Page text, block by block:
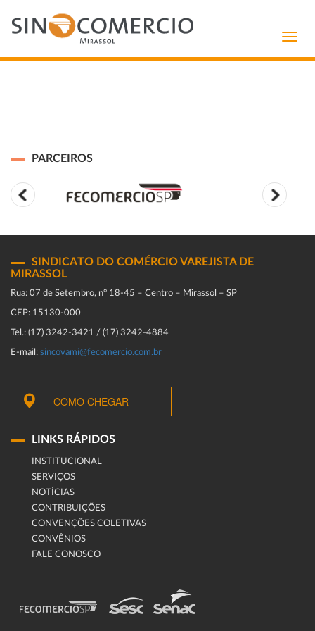
PARCEIROS
SINDICATO DO COMÉRCIO VAREJISTA DE
MIRASSOL
Rua: 07 de Setembro, n° 18-45 – Centro – Mirassol – SP
CEP: 15130-000
Tel.: (17) 3242-3421 / (17) 3242-4884
E-mail: sincovami@fecomercio.com.br
COMO CHEGAR
LINKS RÁPIDOS
INSTITUCIONAL
SERVIÇOS
NOTÍCIAS
CONTRIBUIÇÕES
CONVENÇÕES COLETIVAS
CONVÊNIOS
FALE CONOSCO